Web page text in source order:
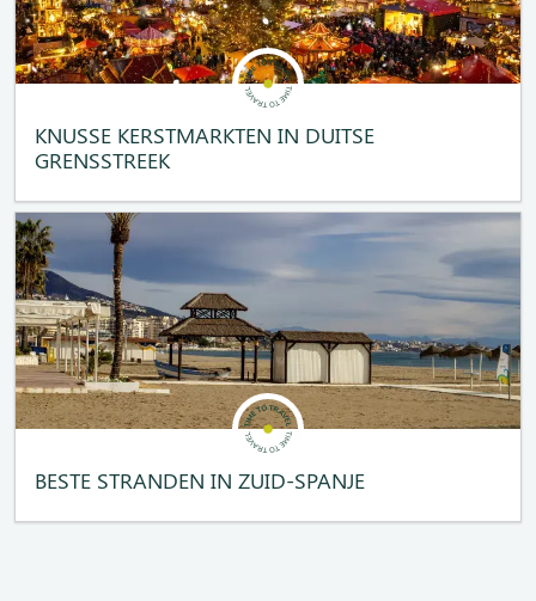
KNUSSE KERSTMARKTEN IN DUITSE
GRENSSTREEK
BESTE STRANDEN IN ZUID-SPANJE